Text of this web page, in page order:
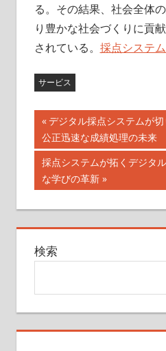
る。その結果、社会全体
り豊かな社会づくりに貢
されている。 採点システ
サービス
投
稿
ナ
ビ
ゲ
ー
ョ
ン
前
の
記
事:
デジタル採点システムが
公正迅速な成績処理の未来
次
の
記
事:
採点システムが拓くデジタ
な学びの革新
検索